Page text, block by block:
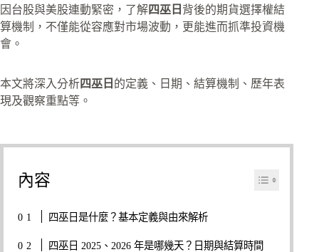
因台股與美股連動緊密，了解四巫日 背後的期貨選擇權結
算機制，不僅能從容應對市場波動，更能進而抓準投資機
會。​
本文將深入分析四巫日 的定義、日期、結算機制、歷年表
現及觀察重點等。
內容
四巫日是什麼？基本定義與由來解析
四巫日 2025、2026 年是哪幾天？日期與結算時間